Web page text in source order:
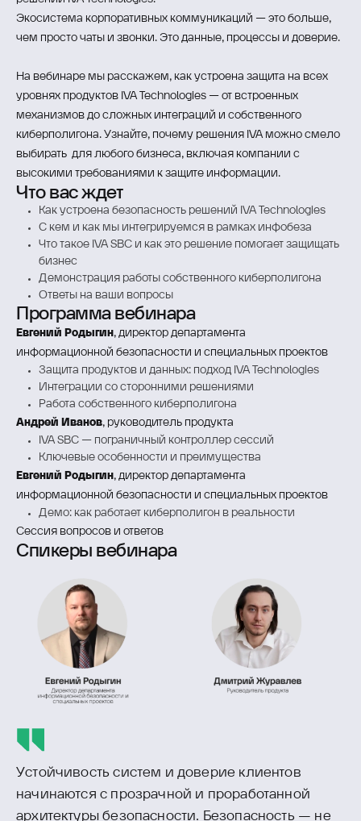
Экосистема корпоративных коммуникаций — это больше,
чем просто чаты и звонки. Это данные, процессы и доверие.
На вебинаре мы расскажем, как устроена защита на всех
уровнях продуктов IVA Technologies — от встроенных
механизмов до сложных интеграций и собственного
киберполигона. Узнайте, почему решения IVA можно смело
выбирать для любого бизнеса, включая компании с
высокими требованиями к защите информации.
Что вас ждет
Как устроена безопасность решений IVA Technologies
С кем и как мы интегрируемся в рамках инфобеза
Что такое IVA SBC и как это решение помогает защищать
бизнес
Демонстрация работы собственного киберполигона
Ответы на ваши вопросы
Программа вебинара
Евгений Родыгин , директор департамента
информационной безопасности и специальных проектов
Защита продуктов и данных: подход IVA Technologies
Интеграции со сторонними решениями
Работа собственного киберполигона
Андрей Иванов , руководитель продукта
IVA SBC — пограничный контроллер сессий
Ключевые особенности и преимущества
Евгений Родыгин , директор департамента
информационной безопасности и специальных проектов
Демо: как работает киберполигон в реальности
Сессия вопросов и ответов
Спикеры вебинара
Устойчивость систем и доверие клиентов
начинаются с прозрачной и проработанной
архитектуры безопасности. Безопасность — не